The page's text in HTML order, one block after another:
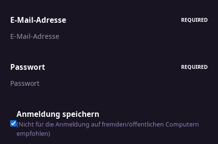
E-Mail-Adresse REQUIRED
Passwort REQUIRED
Anmeldung speichern
(Nicht für die Anmeldung auf fremden/öffentlichen Computern
empfohlen)